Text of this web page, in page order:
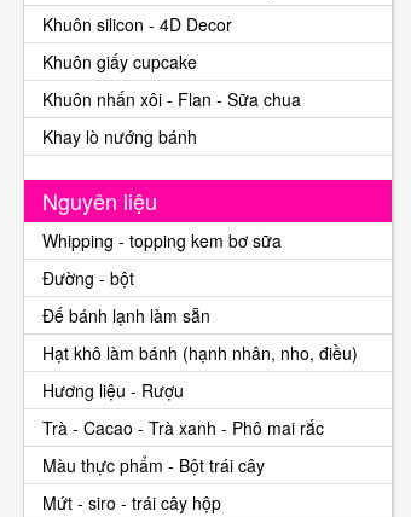
Khuôn silicon - 4D Decor
Khuôn giấy cupcake
Khuôn nhấn xôi - Flan - Sữa chua
Khay lò nướng bánh
Nguyên liệu
Whipping - topping kem bơ sữa
Đường - bột
Đế bánh lạnh làm sẵn
Hạt khô làm bánh (hạnh nhân, nho, điều)
Hương liệu - Rượu
Trà - Cacao - Trà xanh - Phô mai rắc
Màu thực phẩm - Bột trái cây
Mứt - siro - trái cây hộp